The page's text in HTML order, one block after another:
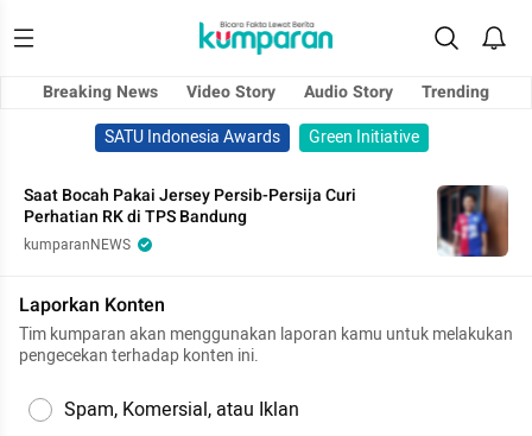
Breaking News Video Story Audio Story
Trending
SATU Indonesia Awards
Green Initiative
Saat Bocah Pakai Jersey Persib-Persija Curi
Perhatian RK di TPS Bandung
kumparanNEWS
Laporkan Konten
Tim kumparan akan menggunakan laporan kamu untuk melakukan
pengecekan terhadap konten ini.
Spam, Komersial, atau Iklan